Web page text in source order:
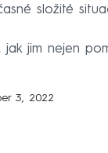
složité
jim nejen
3, 2022